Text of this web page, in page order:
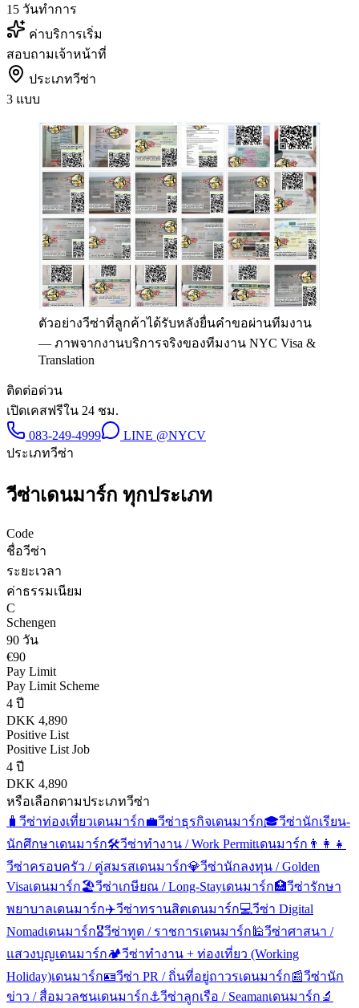
15 วันทำการ
ค่าบริการเริ่ม
สอบถามเจ้าหน้าที่
ประเภทวีซ่า
3 แบบ
ตัวอย่างวีซ่าที่ลูกค้าได้รับหลังยื่นคำขอผ่านทีมงาน
— ภาพจากงานบริการจริงของทีมงาน NYC Visa &
Translation
ติดต่อด่วน
เปิดเคสฟรีใน 24 ชม.
083-249-4999
LINE @NYCV
ประเภทวีซ่า
วีซ่าเดนมาร์ก ทุกประเภท
Code
ชื่อวีซ่า
ระยะเวลา
ค่าธรรมเนียม
C
Schengen
90 วัน
€90
Pay Limit
Pay Limit Scheme
4 ปี
DKK 4,890
Positive List
Positive List Job
4 ปี
DKK 4,890
หรือเลือกตามประเภทวีซ่า
🧳 วีซ่าท่องเที่ยวเดนมาร์ก💼วีซ่าธุรกิจเดนมาร์ก🎓วีซ่านักเรียน-
นักศึกษาเดนมาร์ก🛠️วีซ่าทำงาน / Work Permitเดนมาร์ก 👨‍👩‍👧
วีซ่าครอบครัว / คู่สมรสเดนมาร์ก💎วีซ่านักลงทุน / Golden
Visaเดนมาร์ก🏖️วีซ่าเกษียณ / Long-Stayเดนมาร์ก🏥วีซ่ารักษา
พยาบาลเดนมาร์ก✈️วีซ่าทรานสิตเดนมาร์ก💻วีซ่า Digital
Nomadเดนมาร์ก🎖️วีซ่าทูต / ราชการเดนมาร์ก 🕌วีซ่าศาสนา /
แสวงบุญเดนมาร์ก🏕️วีซ่าทำงาน + ท่องเที่ยว (Working
Holiday)เดนมาร์ก🪪วีซ่า PR / ถิ่นที่อยู่ถาวรเดนมาร์ก📰วีซ่านัก
ข่าว / สื่อมวลชนเดนมาร์ก⚓วีซ่าลูกเรือ / Seamanเดนมาร์ก 🔬